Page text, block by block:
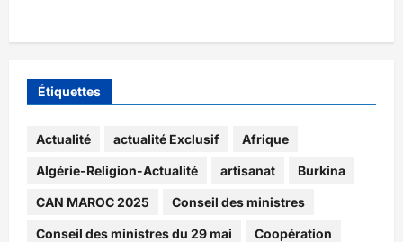
Étiquettes
Actualité actualité Exclusif Afrique
Algérie-Religion-Actualité artisanat Burkina
CAN MAROC 2025 Conseil des ministres
Conseil des ministres du 29 mai Coopération